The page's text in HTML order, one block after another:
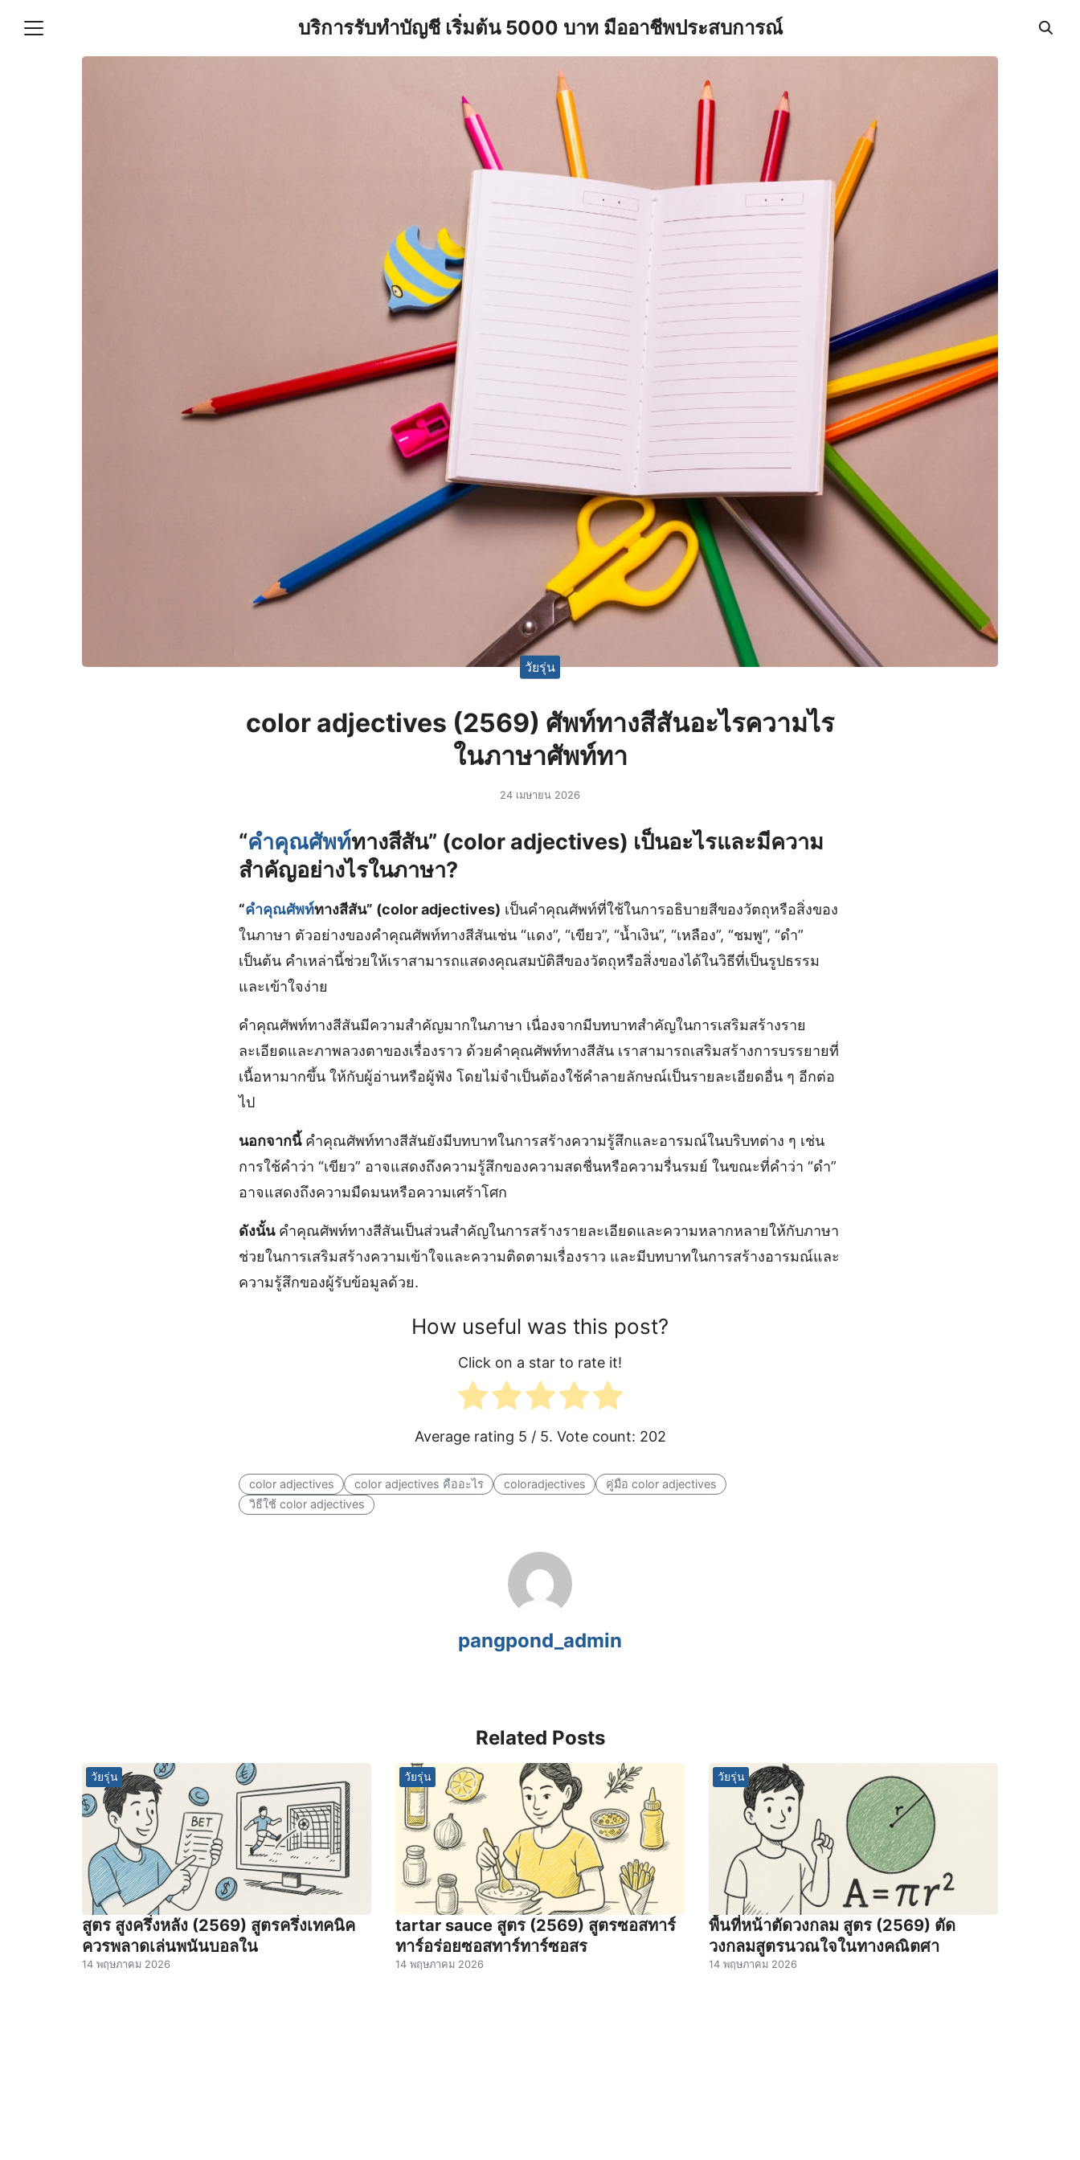
บริการรับทำบัญชี เริ่มต้น 5000 บาท มืออาชีพประสบการณ์
วัยรุ่น
color adjectives (2569) ศัพท์ทางสีสันอะไรความไร
ในภาษาศัพท์ทา
24 เมษายน 2026
“คำคุณศัพท์ทางสีสัน” (color adjectives) เป็นอะไรและมีความ
สำคัญอย่างไรในภาษา?
“คำคุณศัพท์ทางสีสัน” (color adjectives) เป็นคำคุณศัพท์ที่ใช้ในการอธิบายสีของวัตถุหรือสิ่งของ
ในภาษา ตัวอย่างของคำคุณศัพท์ทางสีสันเช่น “แดง”, “เขียว”, “น้ำเงิน”, “เหลือง”, “ชมพู”, “ดำ”
เป็นต้น คำเหล่านี้ช่วยให้เราสามารถแสดงคุณสมบัติสีของวัตถุหรือสิ่งของได้ในวิธีที่เป็นรูปธรรม
และเข้าใจง่าย
คำคุณศัพท์ทางสีสันมีความสำคัญมากในภาษา เนื่องจากมีบทบาทสำคัญในการเสริมสร้างราย
ละเอียดและภาพลวงตาของเรื่องราว ด้วยคำคุณศัพท์ทางสีสัน เราสามารถเสริมสร้างการบรรยายที่
เนื้อหามากขึ้น ให้กับผู้อ่านหรือผู้ฟัง โดยไม่จำเป็นต้องใช้คำลายลักษณ์เป็นรายละเอียดอื่น ๆ อีกต่อ
ไป
นอกจากนี้คำคุณศัพท์ทางสีสันยังมีบทบาทในการสร้างความรู้สึกและอารมณ์ในบริบทต่าง ๆ เช่น
การใช้คำว่า “เขียว” อาจแสดงถึงความรู้สึกของความสดชื่นหรือความรื่นรมย์ ในขณะที่คำว่า “ดำ”
อาจแสดงถึงความมืดมนหรือความเศร้าโศก
ดังนั้นคำคุณศัพท์ทางสีสันเป็นส่วนสำคัญในการสร้างรายละเอียดและความหลากหลายให้กับภาษา
ช่วยในการเสริมสร้างความเข้าใจและความติดตามเรื่องราว และมีบทบาทในการสร้างอารมณ์และ
ความรู้สึกของผู้รับข้อมูลด้วย.
How useful was this post?
Click on a star to rate it!
Average rating 5 / 5. Vote count: 202
color adjectives color adjectives คืออะไร coloradjectives
คู่มือ color adjectives
วิธีใช้ color adjectives
pangpond_admin
Related Posts
วัยรุ่น
สูตร สูงครึ่งหลัง (2569) สูตรครึ่งเทคนิค
ควรพลาดเล่นพนันบอลใน
14 พฤษภาคม 2026
วัยรุ่น
tartar sauce สูตร (2569) สูตรซอสทาร์
ทาร์อร่อยซอสทาร์ทาร์ซอสร
14 พฤษภาคม 2026
วัยรุ่น
พื้นที่หน้าตัดวงกลม สูตร (2569) ตัด
วงกลมสูตรนวณใจในทางคณิตศา
14 พฤษภาคม 2026